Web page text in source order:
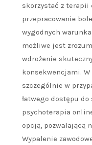
skorzystać z
przepracowanie
wygodnych
możliwe jest
wdrożenie
konsekwencjami.
szczególnie w
łatwego dostępu
psychoterapia
opcją, pozwalającą
Wypalenie